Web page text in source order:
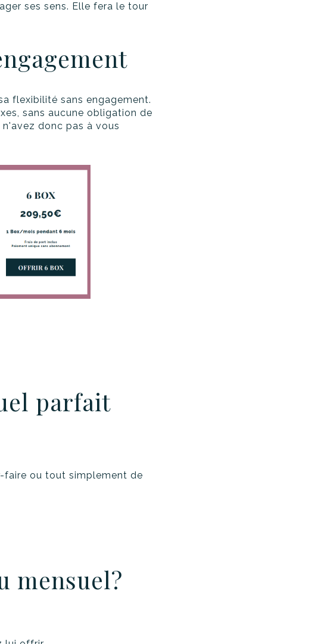
ses sens. Elle fera le tour
flexibilité sans engagement.
sans aucune obligation de
donc pas à vous
parfait
faire ou tout simplement de
mensuel?